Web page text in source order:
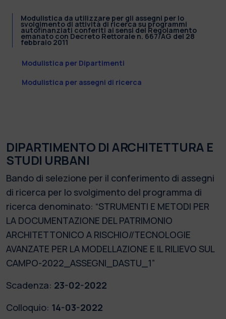
Modulistica da utilizzare per gli assegni per lo
svolgimento di attività di ricerca su programmi
autofinanziati conferiti ai sensi del Regolamento
emanato con Decreto Rettorale n. 667/AG del 28
febbraio 2011
Modulistica per Dipartimenti
Modulistica per assegni di ricerca
DIPARTIMENTO DI ARCHITETTURA E
STUDI URBANI
Bando di selezione per il conferimento di assegni
di ricerca per lo svolgimento del programma di
ricerca denominato: “STRUMENTI E METODI PER
LA DOCUMENTAZIONE DEL PATRIMONIO
ARCHITETTONICO A RISCHIO//TECNOLOGIE
AVANZATE PER LA MODELLAZIONE E IL RILIEVO SUL
CAMPO-2022_ASSEGNI_DASTU_1”
Scadenza: 23-02-2022
Colloquio: 14-03-2022